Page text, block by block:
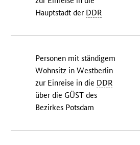
Hauptstadt der DDR
Personen mit ständigem
Wohnsitz in Westberlin
zur Einreise in die DDR
über die GÜST des
Bezirkes Potsdam